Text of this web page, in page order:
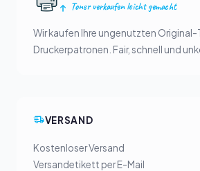
Toner verkaufen leicht gemacht
Wir kaufen Ihre ungenutzten Original-
Druckerpatronen. Fair, schnell und
VERSAND
Kostenloser Versand
Versandetikett per E-Mail